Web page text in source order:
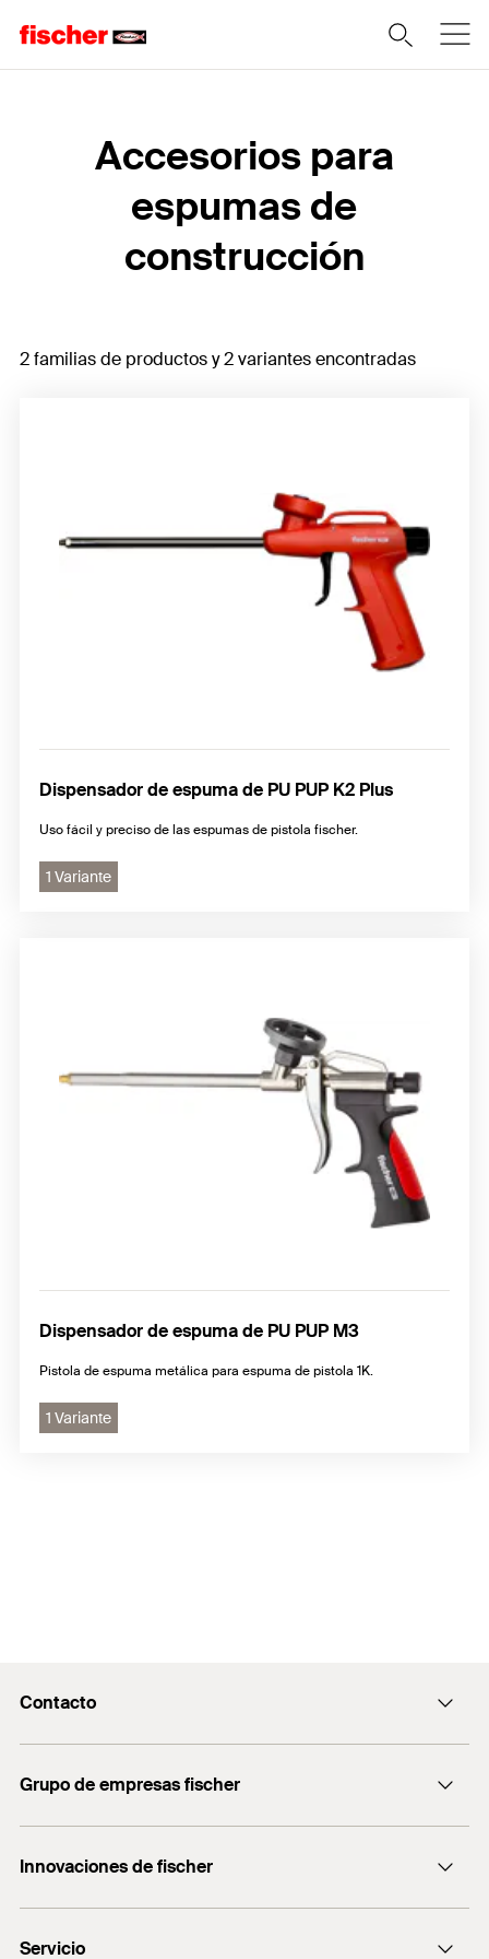
Accesorios para
espumas de
construcción
2 familias de productos y 2 variantes encontradas
Dispensador de espuma de PU PUP K2 Plus
Uso fácil y preciso de las espumas de pistola fischer.
1 Variante
Dispensador de espuma de PU PUP M3
Pistola de espuma metálica para espuma de pistola 1K.
1 Variante
Contacto
Recepcion@fischer.com.ar
+54 (11) 4721-7700
Grupo de empresas fischer
fischertechnik
Innovaciones de fischer
Servicio